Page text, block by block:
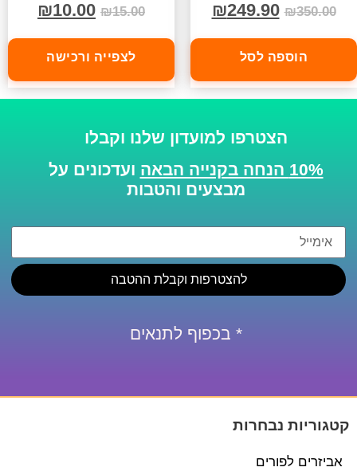
₪350.00
₪249.90
הוספה לסל
₪15.00
₪10.00
לצפייה ורכישה
הצטרפו למועדון שלנו וקבלו
10% הנחה בקנייה הבאה
ועדכונים על
מבצעים והטבות
להצטרפות וקבלת ההטבה
* בכפוף לתנאים
קטגוריות נבחרות
אביזרים לפורים